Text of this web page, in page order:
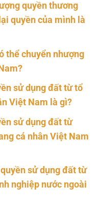
quyền thương
quyền của mình là
thể chuyển nhượng
sử dụng đất từ tổ
Việt Nam là gì?
sử dụng đất từ
cá nhân Việt Nam
sử dụng đất từ
nghiệp nước ngoài